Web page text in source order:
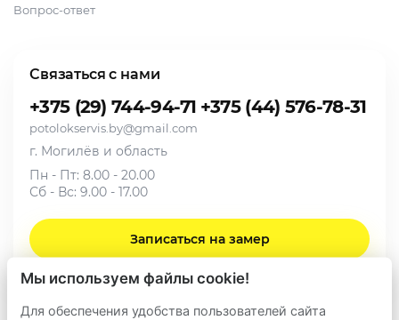
Вопрос-ответ
Связаться с нами
+375 (29) 744-94-71 +375 (44) 576-78-31
potolokservis.by@gmail.com
г. Могилёв и область
Пн - Пт: 8.00 - 20.00
Сб - Вс: 9.00 - 17.00
Записаться на замер
Мы используем файлы cookie!
Для обеспечения удобства пользователей сайта